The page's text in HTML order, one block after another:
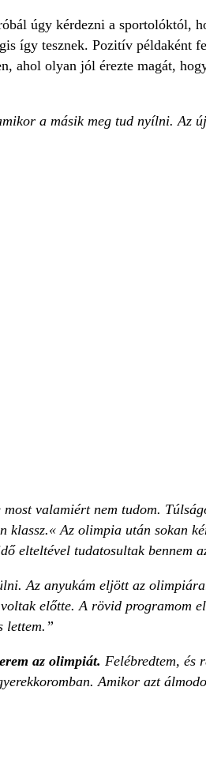
úgy kérdezni a sportolóktól,
így tesznek. Pozitív példaként
ahol olyan jól érezte magát,
a másik meg tud nyílni. Az
valamiért nem tudom.
klassz.« Az olimpia után sokan
elteltével tudatosultak bennem
Az anyukám eljött az
előtte. A rövid programom
lettem.”
az olimpiát. Felébredtem, és
Amikor azt